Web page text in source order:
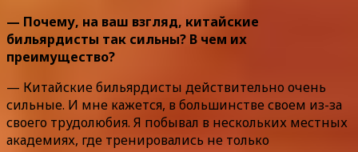
— Почему, на ваш взгляд, китайские
бильярдисты так сильны? В чем их
преимущество?
— Китайские бильярдисты действительно очень
сильные. И мне кажется, в большинстве своем из-за
своего трудолюбия. Я побывал в нескольких местных
академиях, где тренировались не только